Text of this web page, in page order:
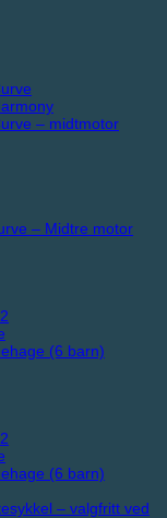
– midtmotor
– Midtre motor
(6 barn)
(6 barn)
– valgfritt ved